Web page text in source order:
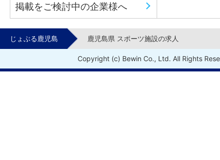
掲載をご検討中の企業様へ
じょぶる鹿児島 鹿児島県 スポーツ施設の求人
Copyright (c) Bewin Co., Ltd. All Rights